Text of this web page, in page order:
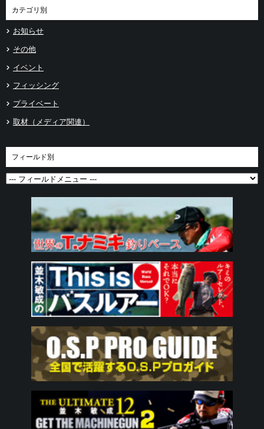
カテゴリ別
お知らせ
その他
イベント
フィッシング
プライベート
取材（メディア関連）
フィールド別